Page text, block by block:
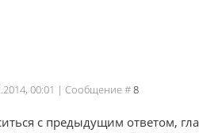
00:01 | Сообщение #8
с предыдущим ответом,